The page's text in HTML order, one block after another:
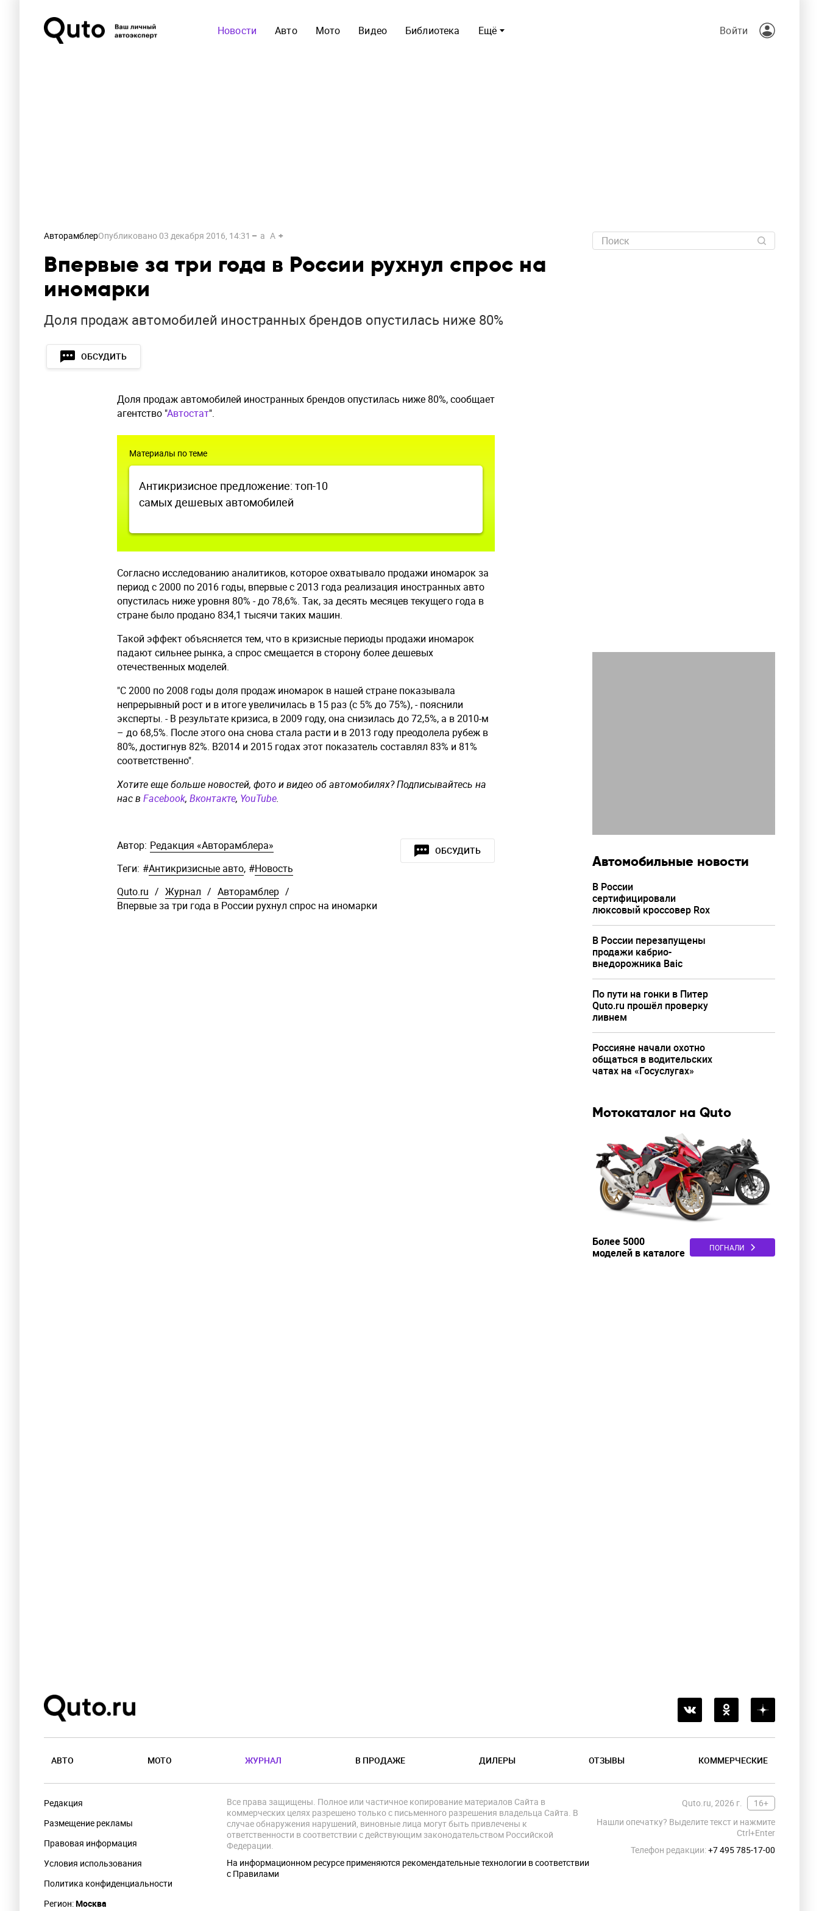
Ещё
Новости Авто Мото Видео Библиотека Войти
АвторамблерОпубликовано 03 декабря 2016, 14:31 a A
Впервые за три года в России рухнул спрос на
иномарки
Доля продаж автомобилей иностранных брендов опустилась ниже 80%
ОБСУДИТЬ
Доля продаж автомобилей иностранных брендов опустилась ниже 80%, сообщает
агентство "Автостат".
Материалы по теме
Антикризисное предложение: топ-10
самых дешевых автомобилей
Согласно исследованию аналитиков, которое охватывало продажи иномарок за
период с 2000 по 2016 годы, впервые с 2013 года реализация иностранных авто
опустилась ниже уровня 80% - до 78,6%. Так, за десять месяцев текущего года в
стране было продано 834,1 тысячи таких машин.
Такой эффект объясняется тем, что в кризисные периоды продажи иномарок
падают сильнее рынка, а спрос смещается в сторону более дешевых
отечественных моделей.
"С 2000 по 2008 годы доля продаж иномарок в нашей стране показывала
непрерывный рост и в итоге увеличилась в 15 раз (с 5% до 75%), - пояснили
эксперты. - В результате кризиса, в 2009 году, она снизилась до 72,5%, а в 2010-м
– до 68,5%. После этого она снова стала расти и в 2013 году преодолела рубеж в
80%, достигнув 82%. В2014 и 2015 годах этот показатель составлял 83% и 81%
соответственно".
Хотите еще больше новостей, фото и видео об автомобилях? Подписывайтесь на
нас в Facebook, Вконтакте, YouTube.
ОБСУДИТЬ
Автор: Редакция «Авторамблера»
Теги: #Антикризисные авто, #Новость
Quto.ru / Журнал / Авторамблер /
Впервые за три года в России рухнул спрос на иномарки
Автомобильные новости
В России
сертифицировали
люксовый кроссовер Rox
В России перезапущены
продажи кабрио-
внедорожника Baic
По пути на гонки в Питер
Quto.ru прошёл проверку
ливнем
Россияне начали охотно
общаться в водительских
чатах на «Госуслугах»
Мотокаталог на Quto
Более 5000
моделей в каталоге
ПОГНАЛИ
АВТО МОТО ЖУРНАЛ В ПРОДАЖЕ ДИЛЕРЫ ОТЗЫВЫ КОММЕРЧЕСКИЕ
Редакция
Размещение рекламы
Правовая информация
Условия использования
Политика конфиденциальности
Регион:Москва
Quto.ru, 2026 г.
16+
Нашли опечатку? Выделите текст и нажмите
Ctrl+Enter
Телефон редакции:+7 495 785-17-00
Все права защищены. Полное или частичное копирование материалов Сайта в
коммерческих целях разрешено только с письменного разрешения владельца Сайта. В
случае обнаружения нарушений, виновные лица могут быть привлечены к
ответственности в соответствии с действующим законодательством Российской
Федерации.
На информационном ресурсе применяются рекомендательные технологии в соответствии
с Правилами